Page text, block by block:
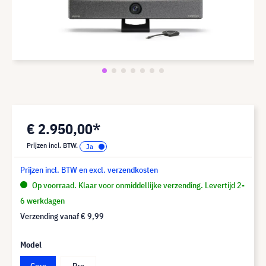
€ 2.950,00*
Prijzen incl. BTW.
Prijzen incl. BTW en excl. verzendkosten
Op voorraad. Klaar voor onmiddellijke verzending. Levertijd 2-
6 werkdagen
Verzending vanaf€ 9,99
Model